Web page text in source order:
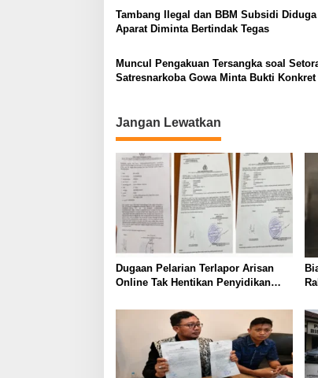
s
Tambang Ilegal dan BBM Subsidi
Aparat Diminta Bertindak Tegas
Muncul Pengakuan Tersangka soal
Satresnarkoba Gowa Minta Bukti Konkret
Jangan Lewatkan
Dugaan Pelarian Terlapor Arisan
Online Tak Hentikan Penyidikan